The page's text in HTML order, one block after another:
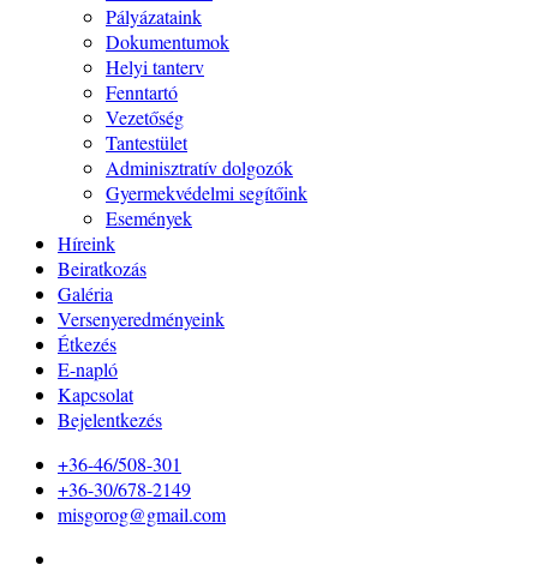
Pályázataink
Dokumentumok
Helyi tanterv
Fenntartó
Vezetőség
Tantestület
Adminisztratív dolgozók
Gyermekvédelmi segítőink
Események
Híreink
Beiratkozás
Galéria
Versenyeredményeink
Étkezés
E-napló
Kapcsolat
Bejelentkezés
+36-46/508-301
+36-30/678-2149
misgorog@gmail.com